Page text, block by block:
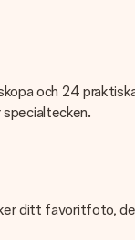
och 24
ditt favoritfoto,